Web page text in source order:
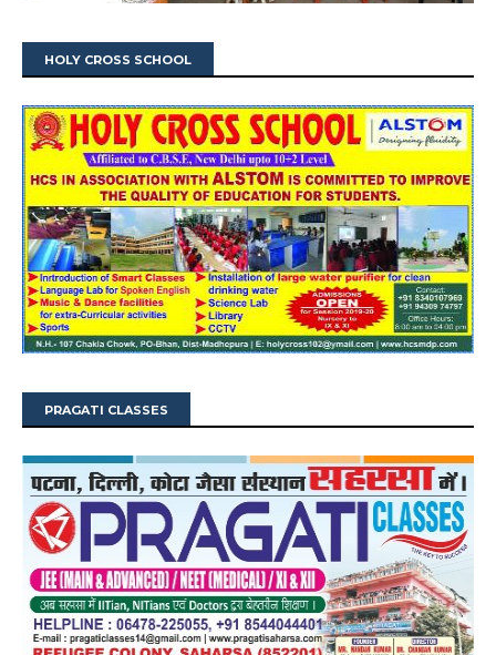
HOLY CROSS SCHOOL
PRAGATI CLASSES